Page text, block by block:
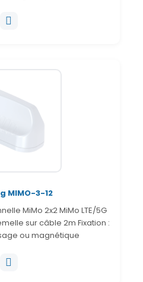
MIMO-3-12
MiMo 2x2 MiMo LTE/5G
sur câble 2m Fixation :
ou magnétique